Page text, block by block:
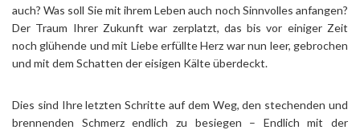
auch? Was soll Sie mit ihrem Leben auch noch Sinnvolles anfangen?
Der Traum Ihrer Zukunft war zerplatzt, das bis vor einiger Zeit
noch glühende und mit Liebe erfüllte Herz war nun leer, gebrochen
und mit dem Schatten der eisigen Kälte überdeckt.
Dies sind Ihre letzten Schritte auf dem Weg, den stechenden und
brennenden Schmerz endlich zu besiegen – Endlich mit der